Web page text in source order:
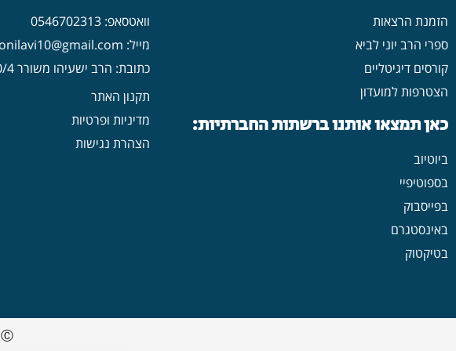
הזמנת הרצאות
ספרי הרב יוני לביא
קורסים דיגיטליים
הצטרפות למועדון
כאן תמצאו אותנו ברשתות החברתיות:
ביוטיוב
בספוטיפיי
בפייסבוק
באינסטגרם
בטיקטוק
וואטסאפ: 0546702313
מייל: yonilavi10@gmail.com
כתובת: הרב ישעיהו משורר 20/4 פתח תקווה
תקנון האתר
מדיניות ופרטיות
הצהרת נגישות
Ⓒ כל הזכויות שמורות למילה טובה